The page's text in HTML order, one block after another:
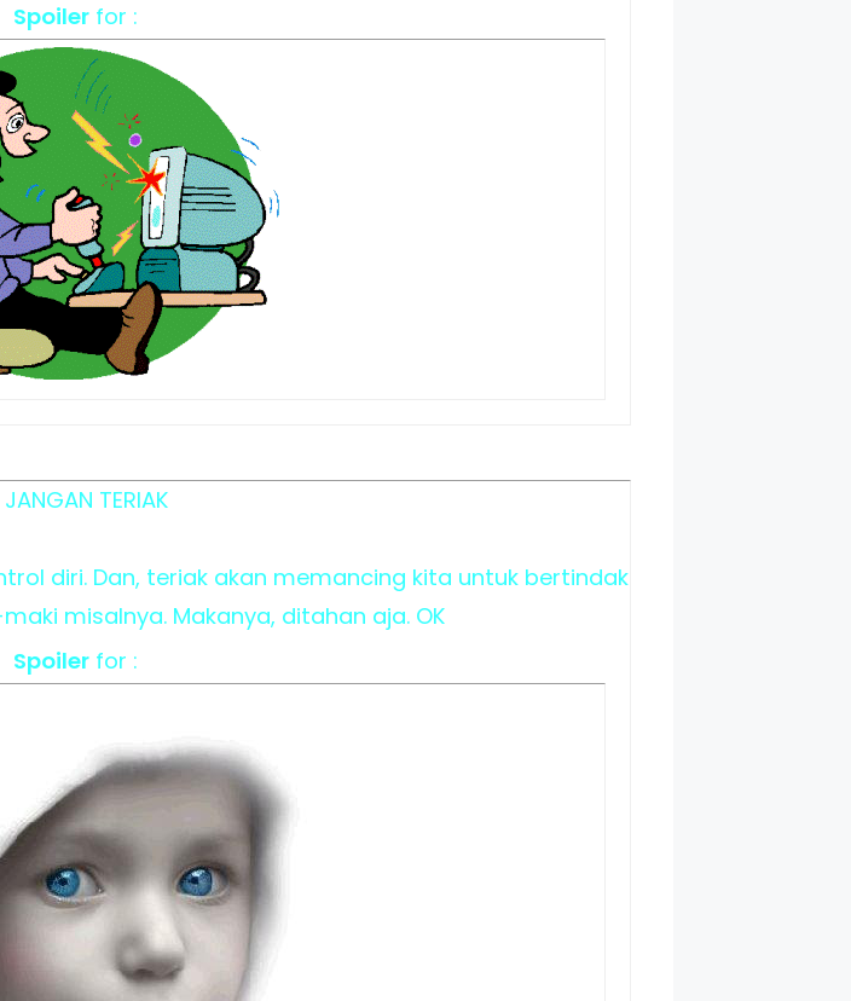
Spoiler for :
JANGAN TERIAK
diri. Dan, teriak akan memancing kita untuk bertindak
misalnya. Makanya, ditahan aja. OK
Spoiler for :